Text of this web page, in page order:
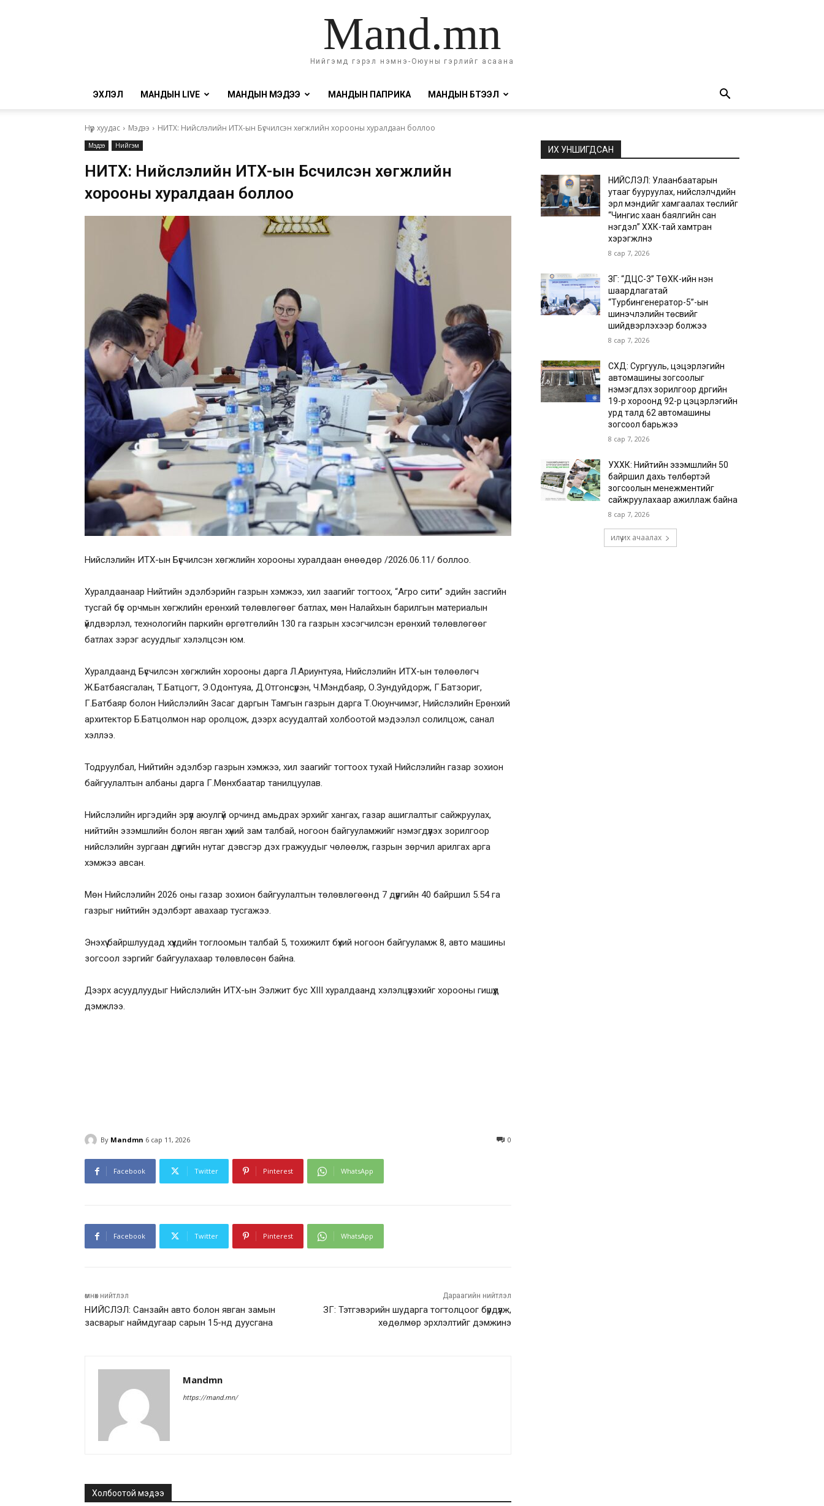
Mand.mn
Нийгэмд гэрэл нэмнэ-Оюуны гэрлийг асаана
ЭХЛЭЛ МАНДЫН LIVE МАНДЫН МЭДЭЭ МАНДЫН ПАПРИКА МАНДЫН БҮТЭЭЛ
Нүүр хуудас Мэдээ НИТХ: Нийслэлийн ИТХ-ын Бүсчилсэн хөгжлийн хорооны хуралдаан боллоо
Мэдээ Нийгэм
НИТХ: Нийслэлийн ИТХ-ын Бүсчилсэн хөгжлийн
хорооны хуралдаан боллоо
Нийслэлийн ИТХ-ын Бүсчилсэн хөгжлийн хорооны хуралдаан өнөөдөр /2026.06.11/ боллоо.
Хуралдаанаар Нийтийн эдэлбэрийн газрын хэмжээ, хил заагийг тогтоох, “Агро сити” эдийн засгийн
тусгай бүс орчмын хөгжлийн ерөнхий төлөвлөгөөг батлах, мөн Налайхын барилгын материалын
үйлдвэрлэл, технологийн паркийн өргөтгөлийн 130 га газрын хэсэгчилсэн ерөнхий төлөвлөгөөг
батлах зэрэг асуудлыг хэлэлцсэн юм.
Хуралдаанд Бүсчилсэн хөгжлийн хорооны дарга Л.Ариунтуяа, Нийслэлийн ИТХ-ын төлөөлөгч
Ж.Батбаясгалан, Т.Батцогт, Э.Одонтуяа, Д.Отгонсүрэн, Ч.Мэндбаяр, О.Зундуйдорж, Г.Батзориг,
Г.Батбаяр болон Нийслэлийн Засаг даргын Тамгын газрын дарга Т.Оюунчимэг, Нийслэлийн Ерөнхий
архитектор Б.Батцолмон нар оролцож, дээрх асуудалтай холбоотой мэдээлэл солилцож, санал
хэллээ.
Тодруулбал, Нийтийн эдэлбэр газрын хэмжээ, хил заагийг тогтоох тухай Нийслэлийн газар зохион
байгуулалтын албаны дарга Г.Мөнхбаатар танилцуулав.
Нийслэлийн иргэдийн эрүүл аюулгүй орчинд амьдрах эрхийг хангах, газар ашиглалтыг сайжруулах,
нийтийн эзэмшлийн болон явган хүний зам талбай, ногоон байгууламжийг нэмэгдүүлэх зорилгоор
нийслэлийн зургаан дүүргийн нутаг дэвсгэр дэх гражуудыг чөлөөлж, газрын зөрчил арилгах арга
хэмжээ авсан.
Мөн Нийслэлийн 2026 оны газар зохион байгуулалтын төлөвлөгөөнд 7 дүүргийн 40 байршил 5.54 га
газрыг нийтийн эдэлбэрт авахаар тусгажээ.
Энэхүү байршлуудад хүүхдийн тоглоомын талбай 5, тохижилт бүхий ногоон байгууламж 8, авто машины
зогсоол зэргийг байгуулахаар төлөвлөсөн байна.
Дээрх асуудлуудыг Нийслэлийн ИТХ-ын Ээлжит бус XIII хуралдаанд хэлэлцүүлэхийг хорооны гишүүд
дэмжлээ.
By Mandmn 6 сар 11, 2026 0
Facebook Twitter Pinterest WhatsApp
Facebook Twitter Pinterest WhatsApp
өмнөх нийтлэл
НИЙСЛЭЛ: Санзайн авто болон явган замын
засварыг наймдугаар сарын 15-нд дуусгана
Дараагийн нийтлэл
ЗГ: Тэтгэвэрийн шударга тогтолцоог бүрдүүлж,
хөдөлмөр эрхлэлтийг дэмжинэ
Mandmn
https://mand.mn/
Холбоотой мэдээ
ИХ УНШИГДСАН
НИЙСЛЭЛ: Улаанбаатарын
утааг бууруулах, нийслэлчүүдийн
эрүүл мэндийг хамгаалах төслийг
“Чингис хаан баялгийн сан
нэгдэл” ХХК-тай хамтран
хэрэгжүүлнэ
8 сар 7, 2026
ЗГ: “ДЦС-3” ТӨХК-ийн нэн
шаардлагатай
“Турбингенератор-5”-ын
шинэчлэлийн төсвийг
шийдвэрлэхээр болжээ
8 сар 7, 2026
СХД: Сургууль, цэцэрлэгийн
автомашины зогсоолыг
нэмэгдүүлэх зорилгоор дүүргийн
19-р хороонд 92-р цэцэрлэгийн
урд талд 62 автомашины
зогсоол барьжээ
8 сар 7, 2026
УХХК: Нийтийн эзэмшлийн 50
байршил дахь төлбөртэй
зогсоолын менежментийг
сайжруулахаар ажиллаж байна
8 сар 7, 2026
илүү их ачаалах